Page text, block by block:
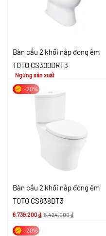
Bàn cầu 2 khối nắp đóng êm
TOTO CS300DRT3
Ngừng sản xuất
-20%
Bàn cầu 2 khối nắp đóng êm
TOTO CS838DT3
6.739.200₫ 8.424.000₫
-20%